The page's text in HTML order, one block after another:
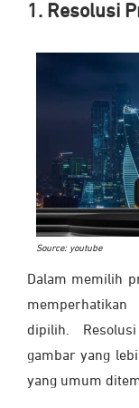
1. Resolusi
Source: youtube
Dalam memilih
dipilih.
gambar yang
yang umum